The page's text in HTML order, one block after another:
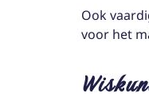
Ook
voor het